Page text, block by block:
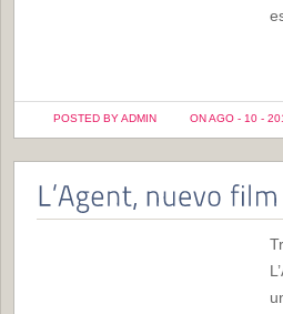
POSTED BY ADMIN ON AGO - 10 -